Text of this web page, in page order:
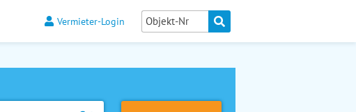
Vermieter-Login